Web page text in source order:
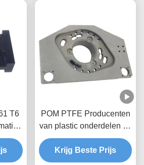
T6
POM PTFE Producenten
van plastic onderdelen op
maat
Krijg Beste Prijs